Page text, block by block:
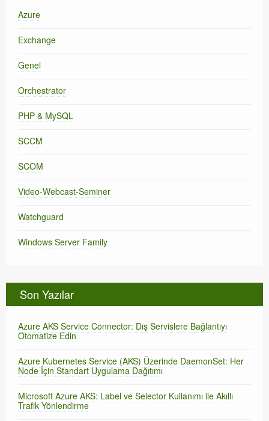
Azure
Exchange
Genel
Orchestrator
PHP & MySQL
SCCM
SCOM
Video-Webcast-Seminer
Watchguard
Windows Server Family
Son Yazılar
Azure AKS Service Connector: Dış Servislere Bağlantıyı
Otomatize Edin
Azure Kubernetes Service (AKS) Üzerinde DaemonSet: Her
Node İçin Standart Uygulama Dağıtımı
Microsoft Azure AKS: Label ve Selector Kullanımı ile Akıllı
Trafik Yönlendirme